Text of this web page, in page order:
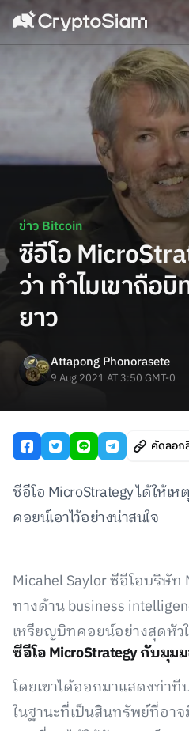
ข่าว Bitcoin
ซีอีโอ
ว่า ทำไมเขาถือ
ยาว
Attapong Phonorasete
9 Aug 2021 AT 3:50 GMT-0
คัดลอก
ซีอีโอ MicroStrategy ได้ให้เ
คอยน์เอาไว้อย่างน่าสนใจ
Micahel Saylor ซีอีโอบริษัท
ทางด้าน business
เหรียญบิทคอยน์อย่างสุดหัว
ซีอีโอ MicroStrategy กับมุ
โดยเขาได้ออกมาแสดงท่า
ในฐานะที่เป็นสินทรัพย์ที่อาจ